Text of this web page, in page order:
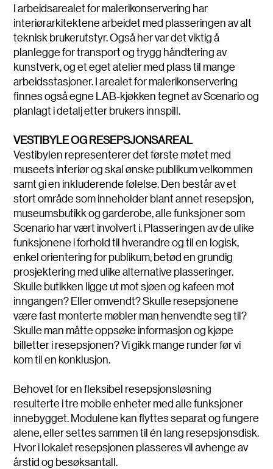
I arbeidsarealet for malerikonservering har
interiørarkitektene arbeidet med plasseringen av alt
teknisk brukerutstyr. Også her var det viktig å
planlegge for transport og trygg håndtering av
kunstverk, og et eget atelier med plass til mange
arbeidsstasjoner. I arealet for malerikonservering
finnes også egne LAB-kjøkken tegnet av Scenario og
planlagt i detalj etter brukers innspill.
VESTIBYLE OG RESEPSJONSAREAL
Vestibylen representerer det første møtet med
museets interiør og skal ønske publikum velkommen
samt gi en inkluderende følelse. Den består av et
stort område som inneholder blant annet resepsjon,
museumsbutikk og garderobe, alle funksjoner som
Scenario har vært involvert i. Plasseringen av de ulike
funksjonene i forhold til hverandre og til en logisk,
enkel orientering for publikum, betød en grundig
prosjektering med ulike alternative plasseringer.
Skulle butikken ligge ut mot sjøen og kafeen mot
inngangen? Eller omvendt? Skulle resepsjonene
være fast monterte møbler man henvendte seg til?
Skulle man måtte oppsøke informasjon og kjøpe
billetter i resepsjonen? Vi gikk mange runder før vi
kom til en konklusjon.
Behovet for en fleksibel resepsjonsløsning
resulterte i tre mobile enheter med alle funksjoner
innebygget. Modulene kan flyttes separat og fungere
alene, eller settes sammen til én lang resepsjonsdisk.
Hvor i lokalet resepsjonen plasseres vil avhenge av
årstid og besøksantall.